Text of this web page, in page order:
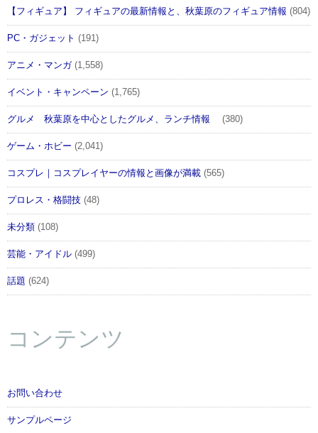
【フィギュア】 フィギュアの最新情報と、秋葉原のフィギュア情報 (804)
PC・ガジェット (191)
アニメ・マンガ(1,558)
イベント・キャンペーン (1,765)
グルメ 秋葉原を中心としたグルメ、ランチ情報 (380)
ゲーム・ホビー (2,041)
コスプレ｜コスプレイヤーの情報と画像が満載 (565)
プロレス・格闘技 (48)
未分類 (108)
芸能・アイドル (499)
話題 (624)
コンテンツ
お問い合わせ
サンプルページ